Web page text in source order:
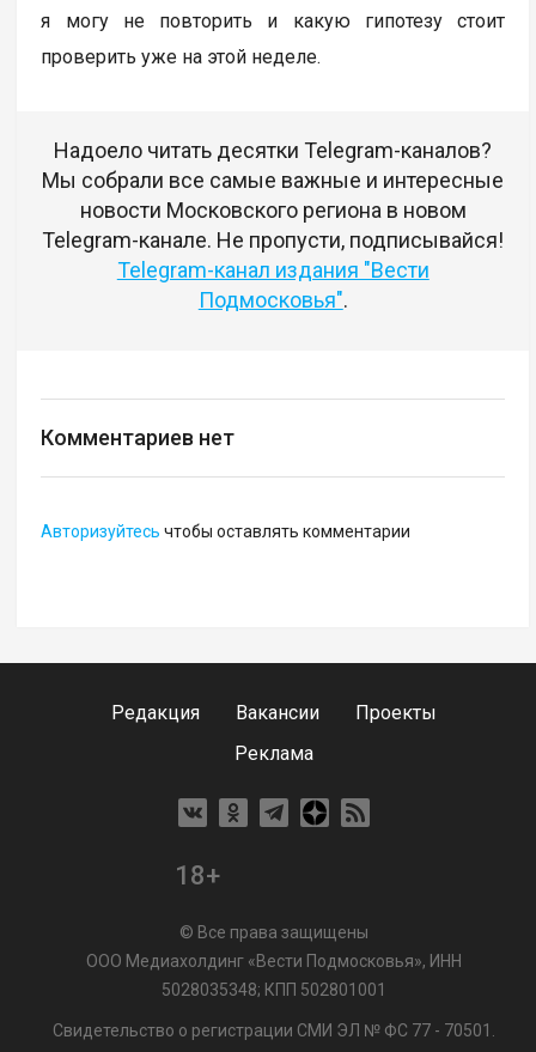
я могу не повторить и какую гипотезу стоит
проверить уже на этой неделе.
Надоело читать десятки Telegram-каналов?
Мы собрали все самые важные и интересные
новости Московского региона в новом
Telegram-канале. Не пропусти, подписывайся!
Telegram-канал издания "Вести
Подмосковья".
Комментариев нет
Авторизуйтесь чтобы оставлять комментарии
Редакция Вакансии
Проекты
Реклама
18+
© Все права защищены
ООО Медиахолдинг «Вести Подмосковья», ИНН
5028035348; КПП 502801001
Свидетельство о регистрации СМИ ЭЛ № ФС 77 - 70501.